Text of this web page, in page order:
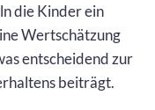
die Kinder ein
Wertschätzung
entscheidend zur
beiträgt.